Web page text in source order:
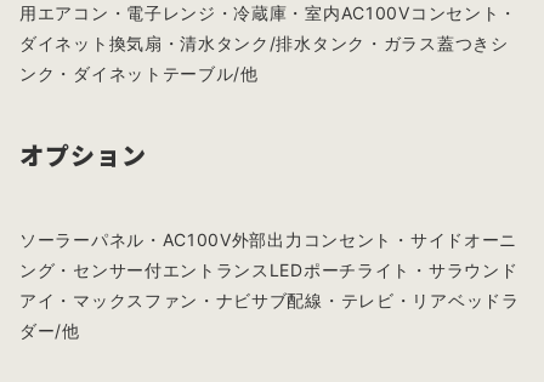
用エアコン・電子レンジ・冷蔵庫・室内AC100Vコンセント・
ダイネット換気扇・清水タンク/排水タンク・ガラス蓋つきシ
ンク・ダイネットテーブル/他
オプション
ソーラーパネル・AC100V外部出力コンセント・サイドオーニ
ング・センサー付エントランスLEDポーチライト・サラウンド
アイ・マックスファン・ナビサブ配線・テレビ・リアベッドラ
ダー/他